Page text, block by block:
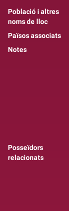
Població i altres
noms de lloc
Països associats
Notes
Posseïdors
relacionats